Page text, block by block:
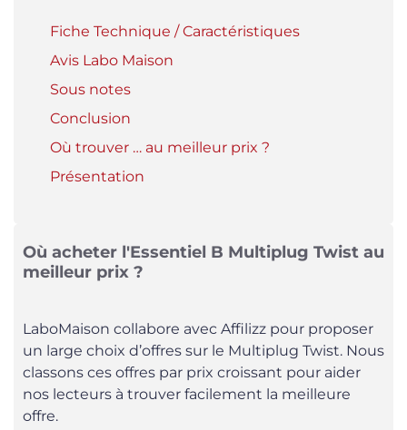
Fiche Technique / Caractéristiques
Avis Labo Maison
Sous notes
Conclusion
Où trouver … au meilleur prix ?
Présentation
Où acheter l'Essentiel B Multiplug Twist au
meilleur prix ?
LaboMaison collabore avec Affilizz pour proposer
un large choix d’offres sur le Multiplug Twist. Nous
classons ces offres par prix croissant pour aider
nos lecteurs à trouver facilement la meilleure
offre.